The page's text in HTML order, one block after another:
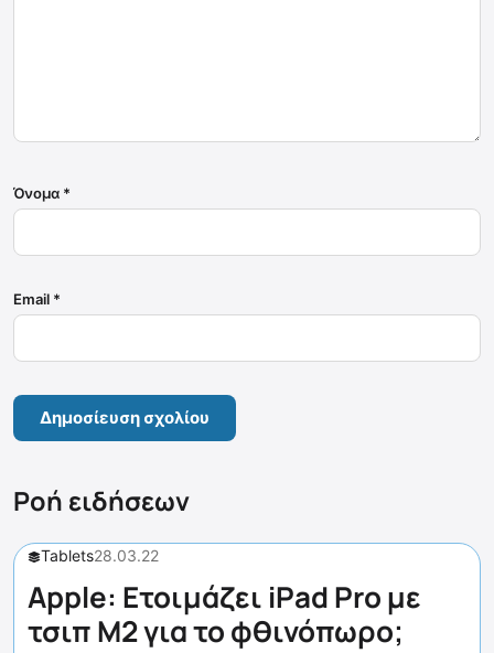
Όνομα *
Email *
Ροή ειδήσεων
Tablets28.03.22
Apple: Ετοιμάζει iPad Pro με
τσιπ M2 για το φθινόπωρο;